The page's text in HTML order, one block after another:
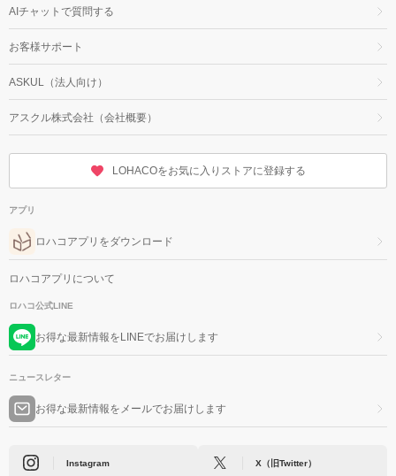
AIチャットで質問する
お客様サポート
ASKUL（法人向け）
アスクル株式会社（会社概要）
LOHACOをお気に入りストアに登録する
アプリ
ロハコアプリをダウンロード
ロハコアプリについて
ロハコ公式LINE
お得な最新情報をLINEでお届けします
ニュースレター
お得な最新情報をメールでお届けします
Instagram X（旧Twitter）